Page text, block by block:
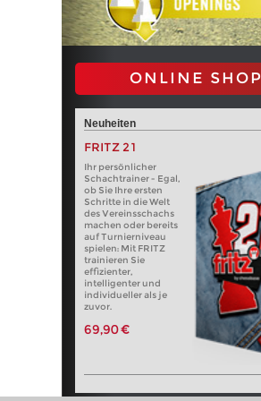
ONLINE SHOP
Neuheiten
FRITZ 21
Ihr persönlicher
Schachtrainer - Egal,
ob Sie Ihre ersten
Schritte in die Welt
des Vereinsschachs
machen oder bereits
auf Turnierniveau
spielen: Mit FRITZ
trainieren Sie
effizienter,
intelligenter und
individueller als je
zuvor.
69,90 €